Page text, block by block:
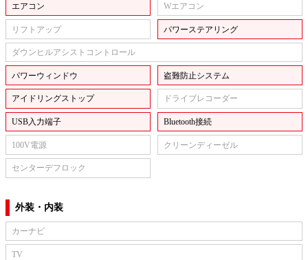
エアコン Wエアコン
リフトアップ パワーステアリング
ダウンヒルアシストコントロール
パワーウィンドウ 盗難防止システム
アイドリングストップ ドライブレコーダー
USB入力端子 Bluetooth接続
100V電源 クリーンディーゼル
センターデフロック
外装・内装
カーナビ
TV